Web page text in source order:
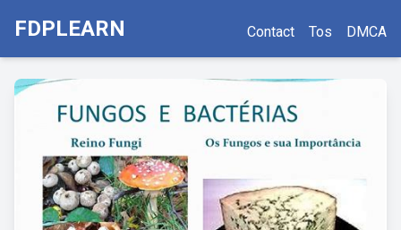
FDPLEARN Contact Tos DMCA